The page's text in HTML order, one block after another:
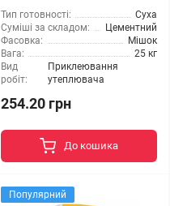
Тип готовності:
Суха
Суміші за складом:
Цементний
Фасовка:
Мішок
Вага:
25 кг
Вид
робіт:
Приклеювання
утеплювача
254.20 грн
До кошика
Популярний